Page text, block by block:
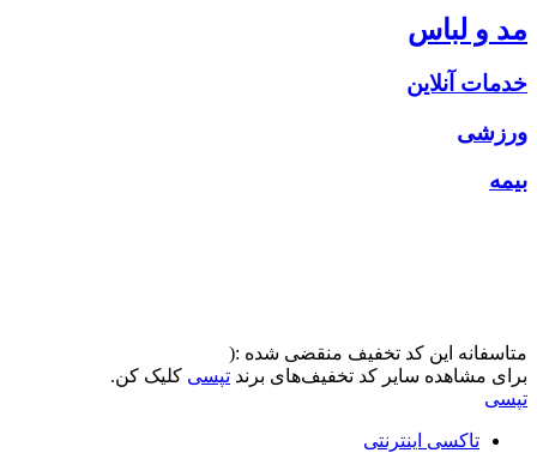
مد و لباس
خدمات آنلاین
ورزشی
بیمه
متاسفانه این کد تخفیف منقضی شده :(
برای مشاهده سایر کد تخفیف‌های برند تپسی کلیک کن.
تپسی
تاکسی اینترنتی